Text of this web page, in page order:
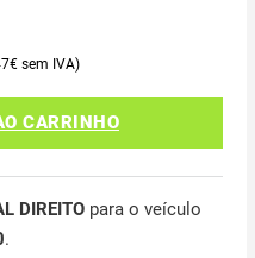
€
CARRINHO
DIREITOpara o veículo
.